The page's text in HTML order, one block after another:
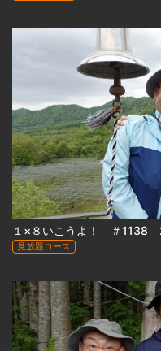
１×８いこうよ！ ＃1138
見放題コース